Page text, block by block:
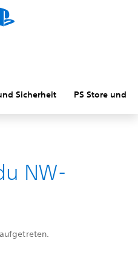
Sicherheit PS Store und
NW-